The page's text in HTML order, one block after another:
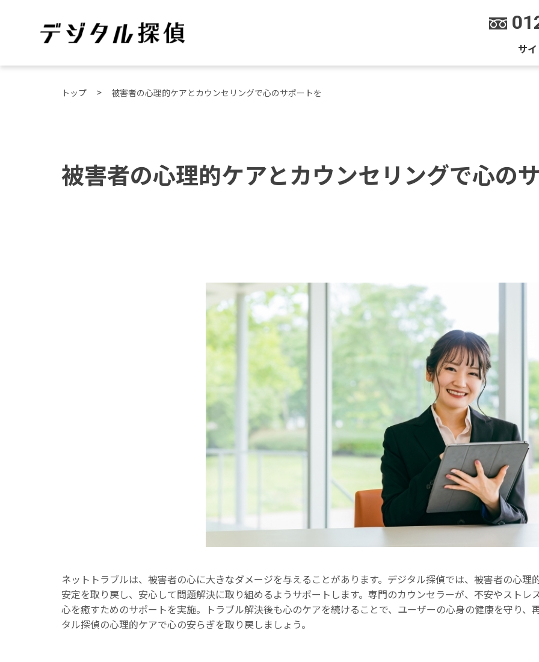
サ
トップ 被害者の心理的ケアとカウンセリングで心のサポートを
被害者の心理的ケアとカウンセリングで心の
ネットトラブルは、被害者の心に大きなダメージを与えることがあります。デジタル探偵では、被害者の心
安定を取り戻し、安心して問題解決に取り組めるようサポートします。専門のカウンセラーが、不安やスト
心を癒すためのサポートを実施。トラブル解決後も心のケアを続けることで、ユーザーの心身の健康を守り、
タル探偵の心理的ケアで心の安らぎを取り戻しましょう。